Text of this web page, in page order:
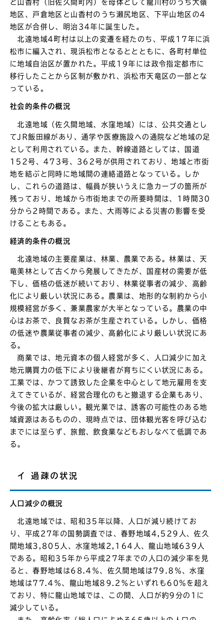
と山香村（旧佐久間町内）を母体として龍川村のうち大嶺
地区、戸倉地区と山香村のうち瀬尻地区、下平山地区の4
地区が合併し、明治34年に誕生した。
北遠地域4町村は以上の変遷を経たのち、平成17年に浜
松市に編入され、現浜松市となるととともに、各町村単位
に地域自治区が置かれた。平成19年には政令指定都市に
移行したことから区制が敷かれ、浜松市天竜区の一部とな
っている。
社会的条件の概況
北遠地域（佐久間地域、水窪地域）には、公共交通とし
てJR飯田線があり、通学や医療施設への通院など地域の足
として利用されている。また、幹線道路としては、国道
152号、473号、362号が供用されており、地域と市街
地を結ぶと同時に地域間の連絡道路となっている。しか
し、これらの道路は、幅員が狭いうえに急カーブの箇所が
残っており、地域から市街地までの所要時間は、1時間30
分から2時間である。また、大雨等による災害の影響を受
けることもある。
経済的条件の概況
北遠地域の主要産業は、林業、農業である。林業は、天
竜美林として古くから発展してきたが、国産材の需要が低
下し、価格の低迷が続いており、林業従事者の減少、高齢
化により厳しい状況にある。農業は、地形的な制約から小
規模経営が多く、兼業農家が大半となっている。農業の中
心はお茶で、良質なお茶が生産されている。しかし、価格
の低迷や農業従事者の減少、高齢化により厳しい状況にあ
る。
商業では、地元資本の個人経営が多く、人口減少に加え
地元購買力の低下により後継者が育ちにくい状況にある。
工業では、かつて誘致した企業を中心として地元雇用を支
えてきているが、経営合理化のもと撤退する企業もあり、
今後の拡大は厳しい。観光業では、誘客の可能性のある地
域資源はあるものの、現時点では、団体観光客を呼び込む
までには至らず、旅館、飲食業などもおしなべて低調であ
る。
イ 過疎の状況
人口減少の概況
北遠地域では、昭和35年以降、人口が減り続けてお
り、平成27年の国勢調査では、春野地域4,529人、佐久
間地域3,805人、水窪地域2,164人、龍山地域639人
である。昭和35年から平成27年までの人口の減少率を見
ると、春野地域は68.4%、佐久間地域は79.8%、水窪
地域は77.4%、龍山地域89.2%といずれも60%を超え
ており、特に龍山地域では、この間、人口が約9分の1に
減少している。